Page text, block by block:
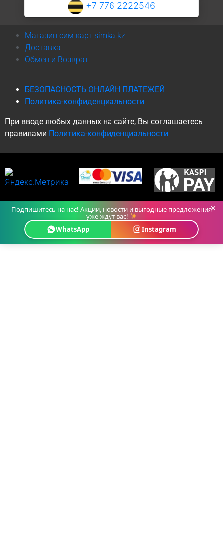
+7 776 2222546
Магазин сим карт simka.kz
Доставка
Обмен и Возврат
БЕЗОПАСНОСТЬ ОНЛАЙН ПЛАТЕЖЕЙ
Политика-конфиденциальности
При вводе любых данных на сайте, Вы соглашаетесь
правилами Политика-конфиденциальности
Подпишитесь на нас! Акции, новости и выгодные предложения
уже ждут вас!
WhatsApp
Instagram
×